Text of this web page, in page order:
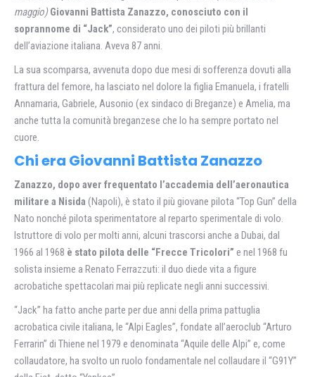
maggio) Giovanni Battista Zanazzo, conosciuto con il
soprannome di “Jack”, considerato uno dei piloti più brillanti
dell’aviazione italiana. Aveva 87 anni.
La sua scomparsa, avvenuta dopo due mesi di sofferenza dovuti alla
frattura del femore, ha lasciato nel dolore la figlia Emanuela, i fratelli
Annamaria, Gabriele, Ausonio (ex sindaco di Breganze) e Amelia, ma
anche tutta la comunità breganzese che lo ha sempre portato nel
cuore.
Chi era Giovanni Battista Zanazzo
Zanazzo, dopo aver frequentato l’accademia dell’aeronautica
militare a Nisida (Napoli), è stato il più giovane pilota “Top Gun” della
Nato nonché pilota sperimentatore al reparto sperimentale di volo.
Istruttore di volo per molti anni, alcuni trascorsi anche a Dubai, dal
1966 al 1968 è stato pilota delle “Frecce Tricolori” e nel 1968 fu
solista insieme a Renato Ferrazzuti: il duo diede vita a figure
acrobatiche spettacolari mai più replicate negli anni successivi.
“Jack” ha fatto anche parte per due anni della prima pattuglia
acrobatica civile italiana, le “Alpi Eagles”, fondate all’aeroclub “Arturo
Ferrarin” di Thiene nel 1979 e denominata “Aquile delle Alpi” e, come
collaudatore, ha svolto un ruolo fondamentale nel collaudare il “G91Y”